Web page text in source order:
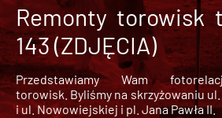
Remonty torowisk
143 (ZDJĘCIA)
Przedstawiamy Wam
torowisk. Byliśmy na skrzyżowaniu
i ul. Nowowiejskiej i pl. Jana Pawła II.